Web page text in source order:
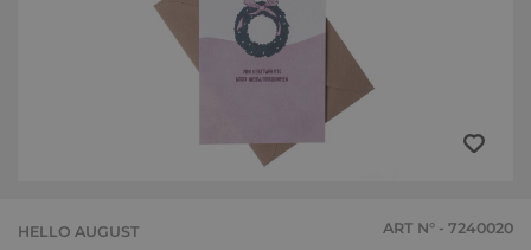
HELLO AUGUST ART N° - 7240020